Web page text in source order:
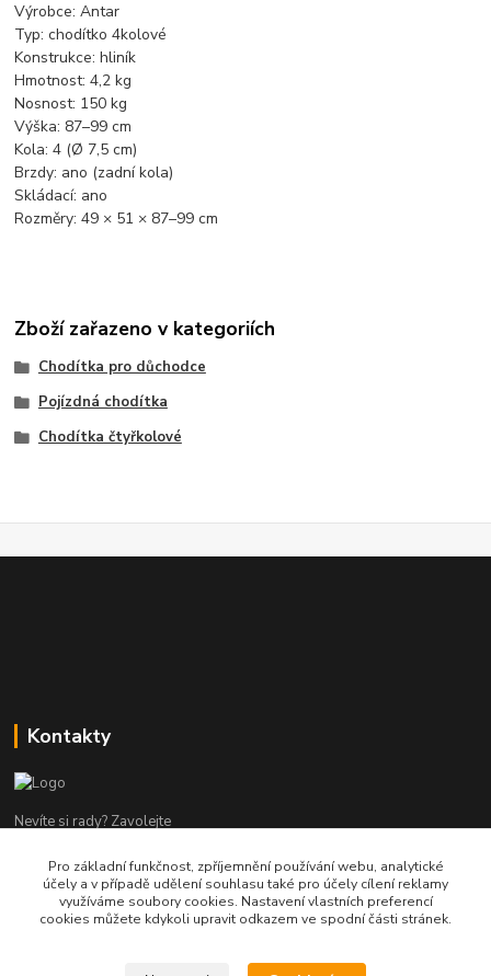
Výrobce: Antar
Typ: chodítko 4kolové
Konstrukce: hliník
Hmotnost: 4,2 kg
Nosnost: 150 kg
Výška: 87–99 cm
Kola: 4 (Ø 7,5 cm)
Brzdy: ano (zadní kola)
Skládací: ano
Rozměry: 49 × 51 × 87–99 cm
Zboží zařazeno v kategoriích
Chodítka pro důchodce
Pojízdná chodítka
Chodítka čtyřkolové
Kontakty
Nevíte si rady? Zavolejte
tel:+420 602960000
8-19 Po Pá
Pro základní funkčnost, zpříjemnění používání webu, analytické
účely a v případě udělení souhlasu také pro účely cílení reklamy
využíváme soubory cookies. Nastavení vlastních preferencí
cookies můžete kdykoli upravit odkazem ve spodní části stránek.